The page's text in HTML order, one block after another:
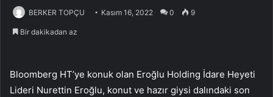
BERKER TOPÇU Kasım 16, 2022 0 9
Bir dakikadan az
Bloomberg HT’ye konuk olan Eroğlu Holding İdare Heyeti
Lideri Nurettin Eroğlu, konut ve hazır giysi dalındaki son